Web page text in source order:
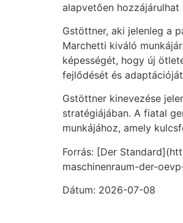
alapvetően
Gstöttner, aki jelenleg a
Marchetti kiváló
képességét, hogy új
fejlődését és
Gstöttner kinevezése
stratégiájában. A fiatal
munkájához, amely
Forrás: [Der
maschinenraum-der-
Dátum: 2026-07-08